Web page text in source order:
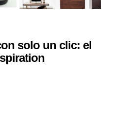
solo un clic: el